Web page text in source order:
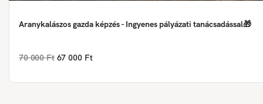
Aranykalászos gazda képzés - Ingyenes pályázati tanácsadással🎁
70 000 Ft 67 000 Ft